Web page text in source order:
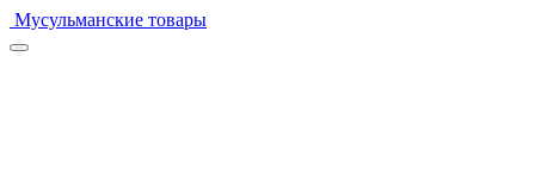
Мусульманские товары